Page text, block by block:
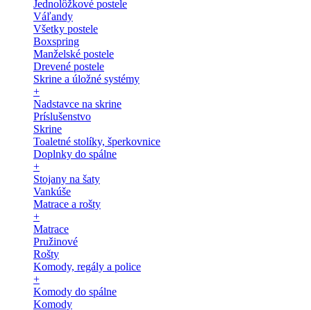
Jednolôžkové postele
Váľandy
Všetky postele
Boxspring
Manželské postele
Drevené postele
Skrine a úložné systémy
+
Nadstavce na skrine
Príslušenstvo
Skrine
Toaletné stolíky, šperkovnice
Doplnky do spálne
+
Stojany na šaty
Vankúše
Matrace a rošty
+
Matrace
Pružinové
Rošty
Komody, regály a police
+
Komody do spálne
Komody